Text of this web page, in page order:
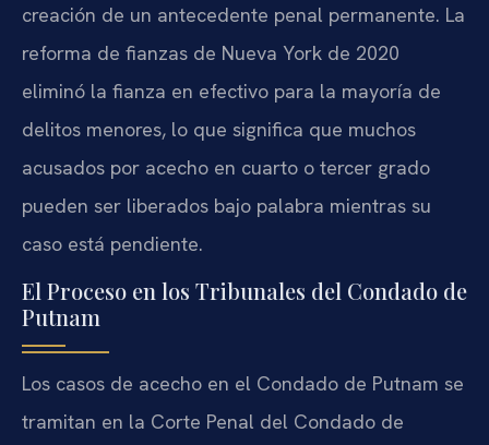
creación de un antecedente penal permanente. La
reforma de fianzas de Nueva York de 2020
eliminó la fianza en efectivo para la mayoría de
delitos menores, lo que significa que muchos
acusados por acecho en cuarto o tercer grado
pueden ser liberados bajo palabra mientras su
caso está pendiente.
El Proceso en los Tribunales del Condado de
Putnam
Los casos de acecho en el Condado de Putnam se
tramitan en la Corte Penal del Condado de